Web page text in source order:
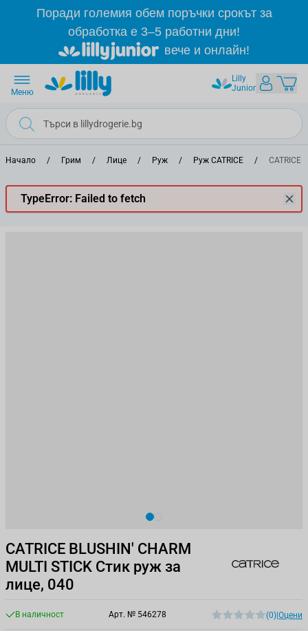
Прескачане към съдържанието
Поради големия обем поръчки срокът за
обработка е 3–5 работни дни!
вече и онлайн!
Lilly
Junior
Меню
Начало / Грим / Лице / Руж / Руж CATRICE / CATRICE
TypeError: Failed to fetch
View larger image
View larger image
CATRICE BLUSHIN' CHARM
MULTI STICK Стик руж за
лице, 040
В наличност Арт. № 546278 (0) Оцени